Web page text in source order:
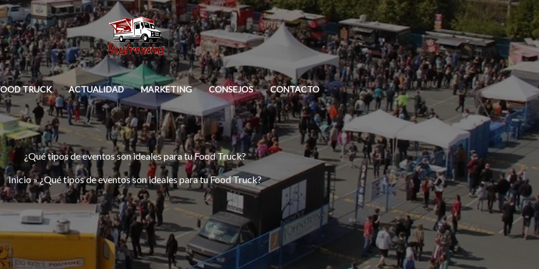
TRUCK ACTUALIDAD MARKETING CONSEJOS CONTACTO
¿Qué tipos de eventos son ideales para tu Food Truck?
Inicio»¿Qué tipos de eventos son ideales para tu Food Truck?